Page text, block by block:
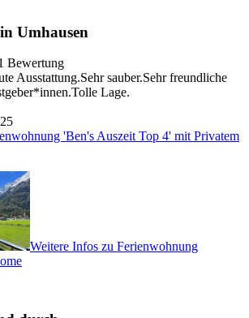
Umhausen
Bewertung
Ausstattung.Sehr sauber.Sehr freundliche
Lage.
'Ben's Auszeit Top 4' mit Privatem
Weitere Infos zu Ferienwohnung